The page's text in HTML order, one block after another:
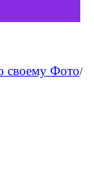
своему Фото/